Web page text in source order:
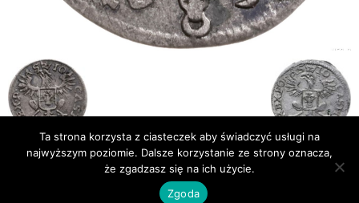
Publikacje
Bibliografia
© Newsmag WordPress Theme by TagDiv
Ta strona korzysta z ciasteczek aby świadczyć usługi na
najwyższym poziomie. Dalsze korzystanie ze strony oznacza,
że zgadzasz się na ich użycie.
Zgoda